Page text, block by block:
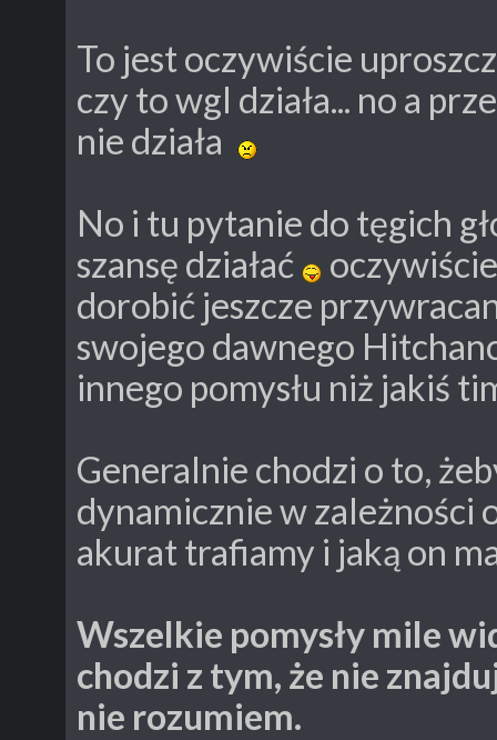
To jest oczywiście
czy to wgl działa... no a
nie działa
No i tu pytanie do tęgich
szansę działać
dorobić jeszcze
swojego dawnego
innego pomysłu niż jakiś
Generalnie chodzi o to,
dynamicznie w zależności
akurat trafiamy i jaką on
Wszelkie pomysły mile
chodzi z tym, że nie
nie rozumiem.